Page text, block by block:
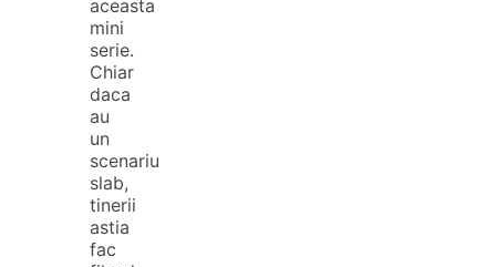
aceasta
mini
serie.
Chiar
daca
au
un
scenariu
slab,
tinerii
astia
fac